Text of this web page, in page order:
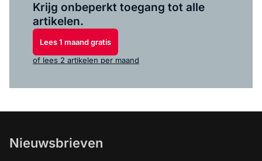
Krijg onbeperkt toegang tot alle
artikelen.
Lees 1 maand gratis
of lees 2 artikelen per maand
Nieuwsbrieven